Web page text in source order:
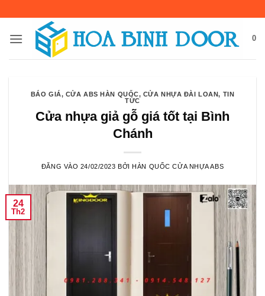
nội
0
BÁO GIÁ, CỬA ABS HÀN QUỐC, CỬA NHỰA ĐÀI LOAN, TIN
TỨC
Cửa nhựa giả gỗ giá tốt tại Bình
Chánh
ĐĂNG VÀO 24/02/2023 BỞIHÀN QUỐC CỬA NHỰA ABS
24
Th2